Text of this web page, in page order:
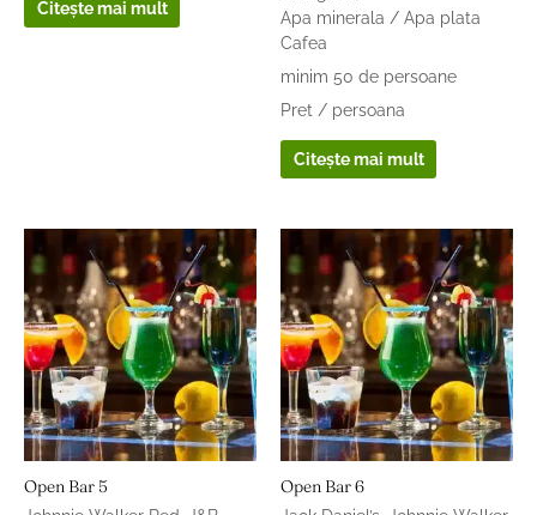
Citește mai mult
Apa minerala / Apa plata
Cafea
minim 50 de persoane
Pret / persoana
Citește mai mult
Open Bar 5 Open Bar 6